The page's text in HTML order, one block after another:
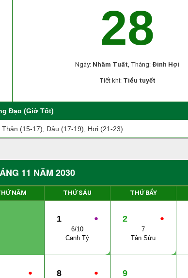
28
Ngày: Nhâm Tuất, Tháng: Đinh Hợi
Tiết khí: Tiểu tuyết
Đạo (Giờ Tốt)
(15-17), Dậu (17-19), Hợi (21-23)
11 NĂM 2030
NĂM THỨ SÁU THỨ BẨY
●
1
6/10
Canh Tý
●
2
7
Tân Sửu
● ●
8 9